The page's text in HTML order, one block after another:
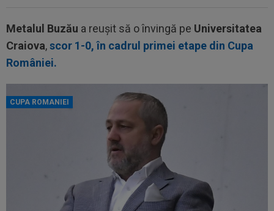
Metalul Buzău a reușit să o învingă pe Universitatea
Craiova,scor 1-0, în cadrul primei etape din Cupa
României.
CUPA ROMANIEI